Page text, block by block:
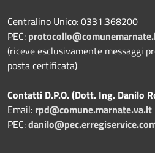
Centralino Unico: 0331.368200
PEC:
(riceve esclusivamente messaggi
posta certificata)
Contatti D.P.O. (Dott. Ing. Danilo
Email: rpd@comune.marnate.va.it
PEC: